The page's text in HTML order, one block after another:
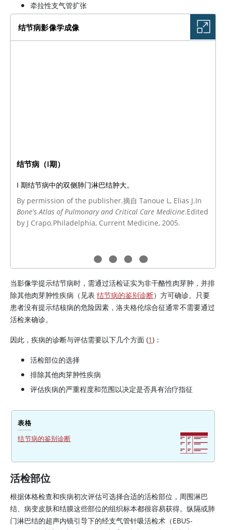
牵拉性支气管扩张
结节病影像学成像
结节病（I期）
I 期结节病中的双侧肺门淋巴结肿大。
By permission of the publisher.摘自 Tanoue L, Elias J.In
Bone's Atlas of Pulmonary and Critical Care Medicine.Edited
by J Crapo.Philadelphia, Current Medicine, 2005.
当影像学提示结节病时，需通过活检证实为非干酪性肉芽肿，并排
除其他肉芽肿性疾病（见表 结节病的鉴别诊断）方可确诊。只要
患者没有提示结核病的危险因素，洛夫格伦综合征通常不需要通过
活检来确诊。
因此，疾病的诊断与评估需要以下几个方面 (1)：
活检部位的选择
排除其他肉芽肿性疾病
评估疾病的严重程度和范围以决定是否具有治疗指征
表格
结节病的鉴别诊断
活检部位
根据体格检查和疾病初次评估可选择合适的活检部位，周围淋巴
结、病变皮肤和结膜这些部位的组织标本都很容易获得。纵隔或肺
门淋巴结的超声内镜引导下的经支气管针吸活检术（EBUS-